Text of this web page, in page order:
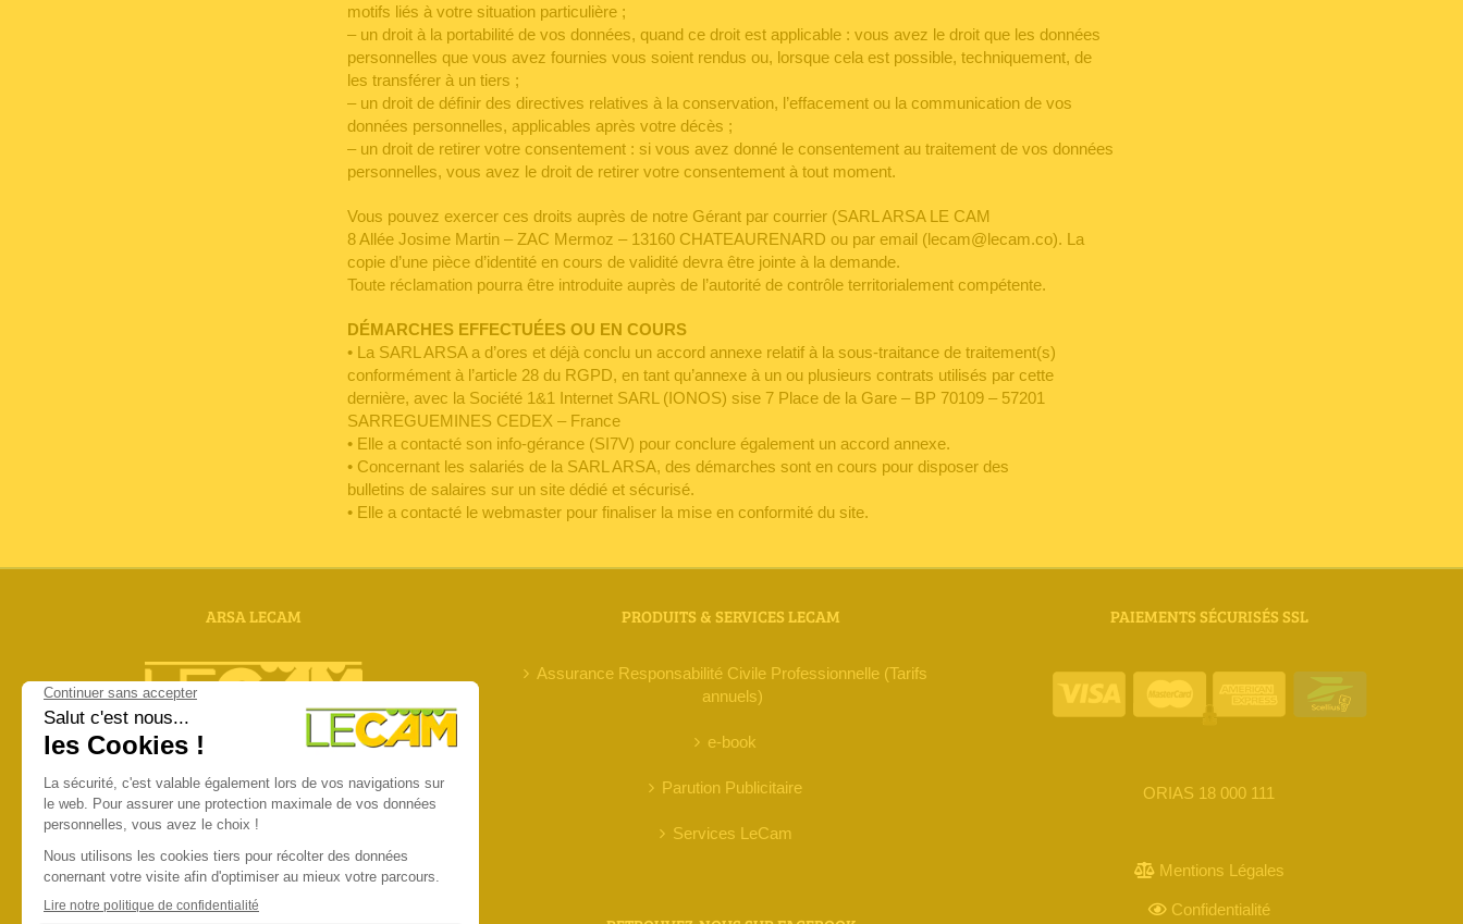
motifs liés à votre situation particulière ;
– un droit à la portabilité de vos données, quand ce droit est applicable : vous avez le droit que les données
personnelles que vous avez fournies vous soient rendus ou, lorsque cela est possible, techniquement, de
les transférer à un tiers ;
– un droit de définir des directives relatives à la conservation, l’effacement ou la communication de vos
données personnelles, applicables après votre décès ;
– un droit de retirer votre consentement : si vous avez donné le consentement au traitement de vos données
personnelles, vous avez le droit de retirer votre consentement à tout moment.
Vous pouvez exercer ces droits auprès de notre Gérant par courrier (SARL ARSA LE CAM
8 Allée Josime Martin – ZAC Mermoz – 13160 CHATEAURENARD ou par email (lecam@lecam.co). La
copie d’une pièce d’identité en cours de validité devra être jointe à la demande.
Toute réclamation pourra être introduite auprès de l’autorité de contrôle territorialement compétente.
DÉMARCHES EFFECTUÉES OU EN COURS
• La SARL ARSA a d’ores et déjà conclu un accord annexe relatif à la sous-traitance de traitement(s)
conformément à l’article 28 du RGPD, en tant qu’annexe à un ou plusieurs contrats utilisés par cette
dernière, avec la Société 1&1 Internet SARL (IONOS) sise 7 Place de la Gare – BP 70109 – 57201
SARREGUEMINES CEDEX – France
• Elle a contacté son info-gérance (SI7V) pour conclure également un accord annexe.
• Concernant les salariés de la SARL ARSA, des démarches sont en cours pour disposer des
bulletins de salaires sur un site dédié et sécurisé.
• Elle a contacté le webmaster pour finaliser la mise en conformité du site.
ARSA LECAM
8.allée josime Martin
13160 Chateaurenard
info@lecam.co
PRODUITS & SERVICES LECAM
Assurance Responsabilité Civile Professionnelle (Tarifs
annuels)
e-book
Parution Publicitaire
Services LeCam
PAIEMENTS SÉCURISÉS SSL
ORIAS 18 000 111
Mentions Légales
Confidentialité